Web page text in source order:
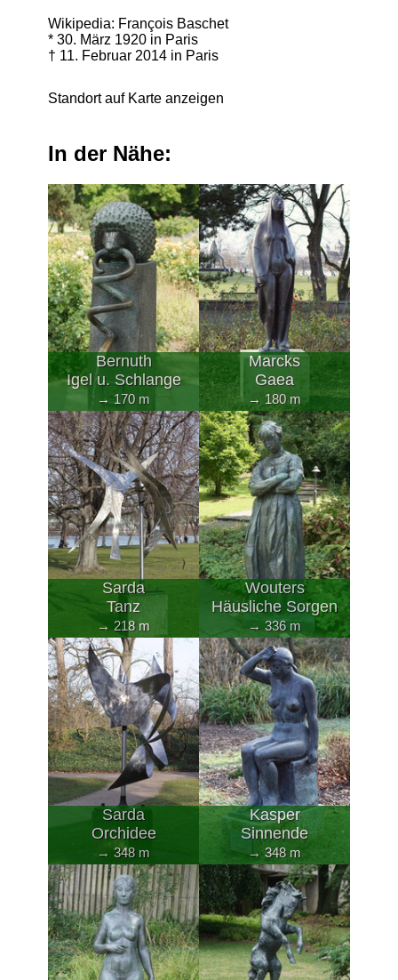
Wikipedia: François Baschet
* 30. März 1920 in Paris
† 11. Februar 2014 in Paris
Standort auf Karte anzeigen
In der Nähe:
Bernuth
Igel u. Schlange
→ 170 m
Marcks
Gaea
→ 180 m
Sarda
Tanz
→ 218 m
Wouters
Häusliche Sorgen
→ 336 m
Sarda
Orchidee
→ 348 m
Kasper
Sinnende
→ 348 m